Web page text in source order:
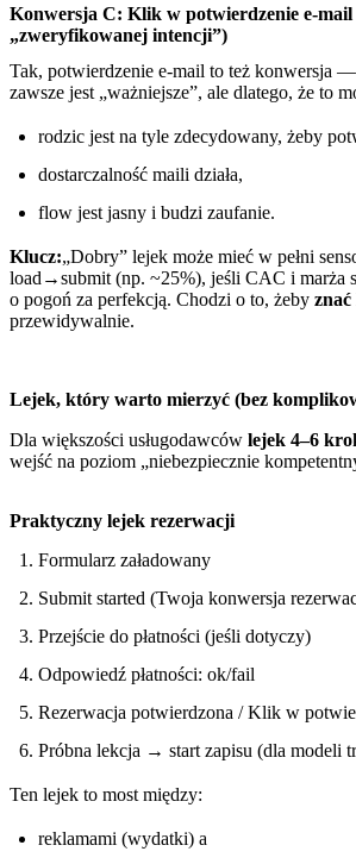
Konwersja C: Klik w potwierdzenie e-
„zweryfikowanej intencji”)
Tak, potwierdzenie e-mail to też konwersja
zawsze jest „ważniejsze”, ale dlatego, że to
rodzic jest na tyle zdecydowany, żeby
dostarczalność maili działa,
flow jest jasny i budzi zaufanie.
Klucz:„Dobry” lejek może mieć w pełni
load→submit (np. ~25%), jeśli CAC i marża
o pogoń za perfekcją. Chodzi o to, żeby
przewidywalnie.
Lejek, który warto mierzyć (bez
Dla większości usługodawców lejek 4–6
wejść na poziom „niebezpiecznie
Praktyczny lejek rezerwacji
Formularz załadowany
Submit started (Twoja konwersja
Przejście do płatności (jeśli dotyczy)
Odpowiedź płatności: ok/fail
Rezerwacja potwierdzona / Klik w
Próbna lekcja → start zapisu (dla modeli
Ten lejek to most między:
reklamami (wydatki) a